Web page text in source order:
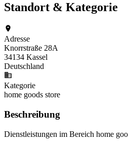
Standort & Kategorie
Adresse
Knorrstraße 28A
34134 Kassel
Deutschland
Kategorie
home goods store
Beschreibung
Dienstleistungen im Bereich home